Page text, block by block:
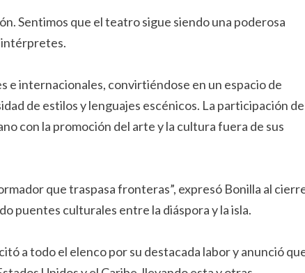
Sentimos que el teatro sigue siendo una poderosa
intérpretes.
e internacionales, convirtiéndose en un espacio de
de estilos y lenguajes escénicos. La participación de
con la promoción del arte y la cultura fuera de sus
que traspasa fronteras”, expresó Bonilla al
puentes culturales entre la diáspora y la isla.
a todo el elenco por su destacada labor y anunció